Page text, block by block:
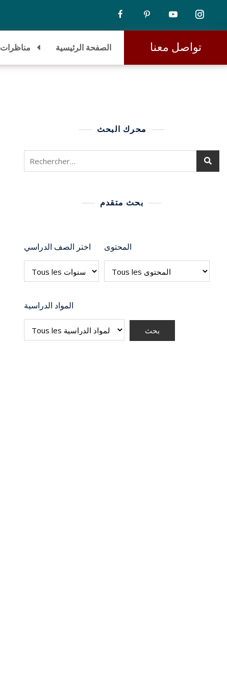
مناظرات الصفحة الرئيسية تواصل معنا
محرك البحث
بحث متقدم
اختر الصف الدراسي المحتوى
المواد الدراسية